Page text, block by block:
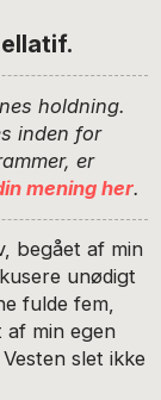
holdning.
inden for
er
mening her.
begået af min
unødigt
fulde fem,
af min egen
slet ikke